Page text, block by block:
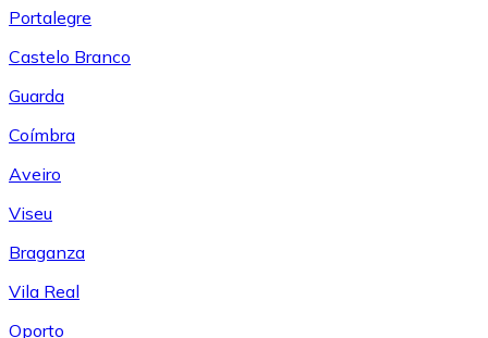
Portalegre
Castelo Branco
Guarda
Coímbra
Aveiro
Viseu
Braganza
Vila Real
Oporto